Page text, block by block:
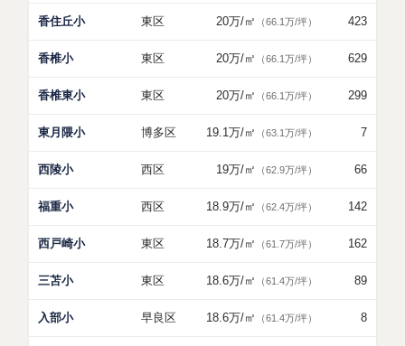
香住丘小 東区 20万/㎡ （66.1万/坪） 423
香椎小 東区 20万/㎡ （66.1万/坪） 629
香椎東小 東区 20万/㎡ （66.1万/坪） 299
東月隈小 博多区 19.1万/㎡ （63.1万/坪） 7
西陵小 西区 19万/㎡ （62.9万/坪） 66
福重小 西区 18.9万/㎡ （62.4万/坪） 142
西戸崎小 東区 18.7万/㎡ （61.7万/坪） 162
三苫小 東区 18.6万/㎡ （61.4万/坪） 89
入部小 早良区 18.6万/㎡ （61.4万/坪） 8